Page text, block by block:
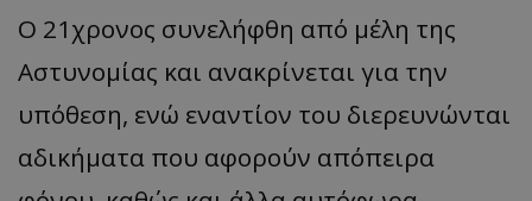
Ο 21χρονος συνελήφθη από μέλη της
Αστυνομίας και ανακρίνεται για την
υπόθεση, ενώ εναντίον του διερευνώνται
αδικήματα που αφορούν απόπειρα